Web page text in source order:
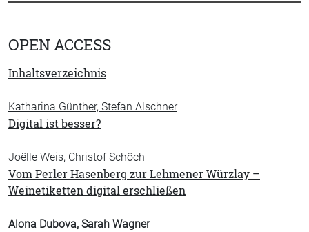
OPEN ACCESS
Inhaltsverzeichnis
Katharina Günther, Stefan Alschner
Digital ist besser?
Joëlle Weis, Christof Schöch
Vom Perler Hasenberg zur Lehmener Würzlay –
Weinetiketten digital erschließen
Alona Dubova, Sarah Wagner